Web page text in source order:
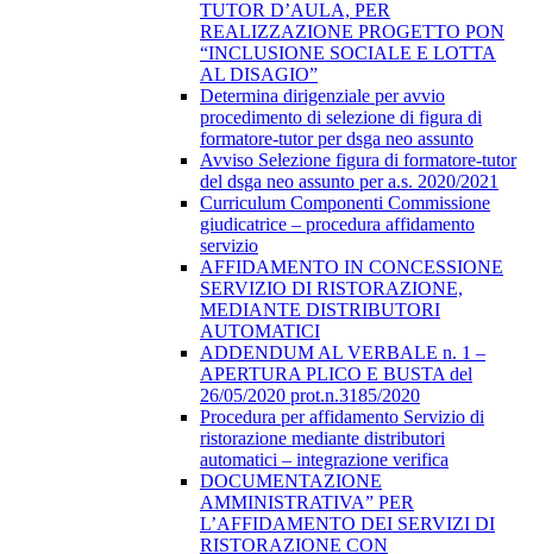
TUTOR D’AULA, PER
REALIZZAZIONE PROGETTO PON
“INCLUSIONE SOCIALE E LOTTA
AL DISAGIO”
Determina dirigenziale per avvio
procedimento di selezione di figura di
formatore-tutor per dsga neo assunto
Avviso Selezione figura di formatore-tutor
del dsga neo assunto per a.s. 2020/2021
Curriculum Componenti Commissione
giudicatrice – procedura affidamento
servizio
AFFIDAMENTO IN CONCESSIONE
SERVIZIO DI RISTORAZIONE,
MEDIANTE DISTRIBUTORI
AUTOMATICI
ADDENDUM AL VERBALE n. 1 –
APERTURA PLICO E BUSTA del
26/05/2020 prot.n.3185/2020
Procedura per affidamento Servizio di
ristorazione mediante distributori
automatici – integrazione verifica
DOCUMENTAZIONE
AMMINISTRATIVA” PER
L’AFFIDAMENTO DEI SERVIZI DI
RISTORAZIONE CON